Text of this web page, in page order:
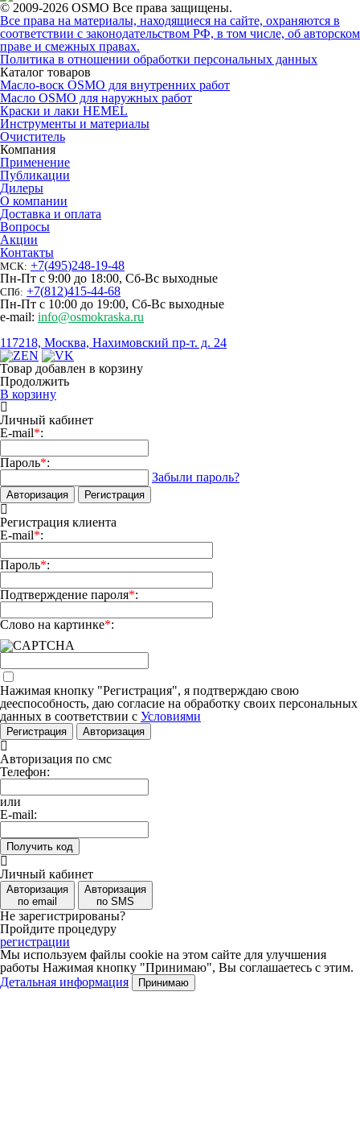
© 2009-2026 OSMO Все права защищены.
Все права на материалы, находящиеся на сайте, охраняются в
соответствии с законодательством РФ, в том числе, об авторском
праве и смежных правах.
Политика в отношении обработки персональных данных
Каталог товаров
Масло-воск OSMO для внутренних работ
Масло OSMO для наружных работ
Краски и лаки HEMEL
Инструменты и материалы
Очиститель
Компания
Применение
Публикации
Дилеры
О компании
Доставка и оплата
Вопросы
Акции
Контакты
МСК: +7(495)248-19-48
Пн-Пт с 9:00 до 18:00, Сб-Вс выходные
СПб: +7(812)415-44-68
Пн-Пт с 10:00 до 19:00, Сб-Вс выходные
e-mail: info@osmokraska.ru
117218, Москва, Нахимовский пр-т. д. 24
Товар добавлен в корзину
Продолжить
В корзину
Личный кабинет
E-mail*:
Пароль*:
Забыли пароль?
Авторизация Регистрация
Регистрация клиента
E-mail*:
Пароль*:
Подтверждение пароля*:
Слово на картинке*:
Нажимая кнопку "Регистрация", я подтверждаю свою
дееспособность, даю согласие на обработку своих персональных
данных в соответствии с Условиями
Регистрация Авторизация
Авторизация по смс
Телефон:
или
E-mail:
Получить код
Личный кабинет
Авторизация
по email
Авторизация
по SMS
Не зарегистрированы?
Пройдите процедуру
регистрации
Мы используем файлы cookie на этом сайте для улучшения
работы Нажимая кнопку "Принимаю", Вы соглашаетесь с этим.
Детальная информация
Принимаю